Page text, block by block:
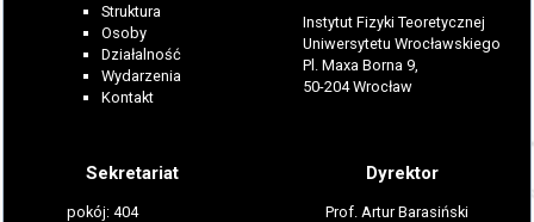
Struktura
Osoby
Działalność
Wydarzenia
Kontakt
Instytut Fizyki Teoretycznej
Uniwersytetu Wrocławskiego
Pl. Maxa Borna 9,
50-204 Wrocław
Sekretariat
pokój: 404
Dyrektor
Prof. Artur Barasiński